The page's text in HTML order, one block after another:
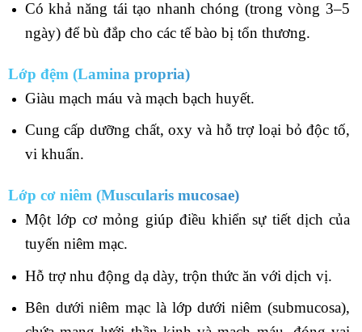
Có khả năng tái tạo nhanh chóng (trong vòng 3–5
ngày) để bù đắp cho các tế bào bị tổn thương.
Lớp đệm (Lamina propria)
Giàu mạch máu và mạch bạch huyết.
Cung cấp dưỡng chất, oxy và hỗ trợ loại bỏ độc tố,
vi khuẩn.
Lớp cơ niêm (Muscularis mucosae)
Một lớp cơ mỏng giúp điều khiển sự tiết dịch của
tuyến niêm mạc.
Hỗ trợ nhu động dạ dày, trộn thức ăn với dịch vị.
Bên dưới niêm mạc là lớp dưới niêm (submucosa),